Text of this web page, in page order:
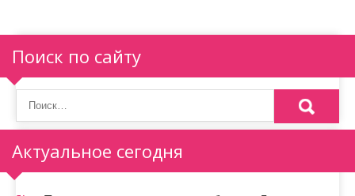
Поиск по сайту
Актуальное сегодня